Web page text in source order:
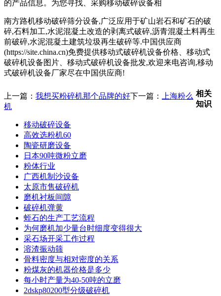
的产品信息。为您寻找、采购移动破碎设备相
南方路机移动破碎筛分设备,广泛应用于矿山岩石和矿石的破
碎,石料加工,水泥混凝土改造的剥离式破碎,沥青混凝土料再生
前破碎,水泥混凝土建筑垃圾再生破碎等.中国供应商
(https://site.china.cn)免费提供移动式破碎机设备价格、移动式
破碎机设备图片、移动式破碎机设备批发,欢迎来电咨询,移动
式破碎机设备厂家尽在中国供应商!
上一篇： 我想买粉碎机那个品牌的好下一篇：
上海粉么
机
相关
知识
移动破碎设备
高效选粉机60
陶瓷研磨设备
日本90吨微粉立磨
粉体行业
广西机制沙设备
太原市售破碎机
磨机衬板间隙
破碎机弹黄
蛭石的生产工艺流程
为何磨机加少量台时细度变得很大
采石场开采工作过程
溶渣振动筛
骨料密度与相对密度的关系
粉煤灰的机器价格是多少
每小时产量为40-50吨的立磨
2dskp80200型分级破碎机